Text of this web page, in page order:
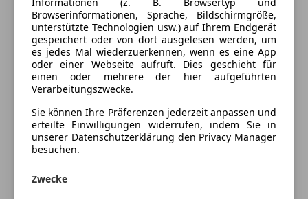
Klimaautomatik
Lederlenkrad
Lichtsensor
Multifunktionslenkrad
Regensensor
Sitzheizung
Start/Stop-Automatik
teilb. Rücksitzbank
Unterhaltung/Media
Android Auto
Innenausstattung Stoff
Fahrzeugbeschreibung
inkl. Vorbereitung für AHK
vorbehaltlich Eingabefehler
Preisbewertung
Browserinformationen, Sprache, Bildschirmgröße,
unterstützte Technologien usw.) auf Ihrem Endgerät
gespeichert oder von dort ausgelesen werden, um
es jedes Mal wiederzuerkennen, wenn es eine App
oder einer Webseite aufruft. Dies geschieht für
einen oder mehrere der hier aufgeführten
Verarbeitungszwecke.
Sie können Ihre Präferenzen jederzeit anpassen und
erteilte Einwilligungen widerrufen, indem Sie in
unserer Datenschutzerklärung den Privacy Manager
besuchen.
Zwecke